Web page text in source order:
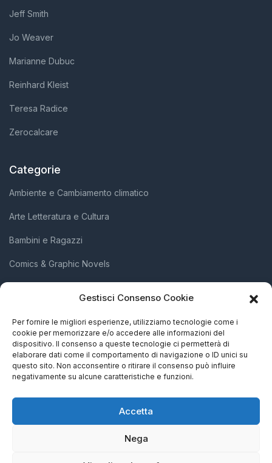
Gestisci Consenso Cookie
Per fornire le migliori esperienze, utilizziamo tecnologie come i
cookie per memorizzare e/o accedere alle informazioni del
dispositivo. Il consenso a queste tecnologie ci permetterà di
elaborare dati come il comportamento di navigazione o ID unici su
questo sito. Non acconsentire o ritirare il consenso può influire
negativamente su alcune caratteristiche e funzioni.
Accetta
Nega
Jeff Smith
Jo Weaver
Marianne Dubuc
Reinhard Kleist
Teresa Radice
Zerocalcare
Categorie
Ambiente e Cambiamento climatico
Arte Letteratura e Cultura
Bambini e Ragazzi
Comics & Graphic Novels
Società e Attivismo
Storia Biografie e Memorie